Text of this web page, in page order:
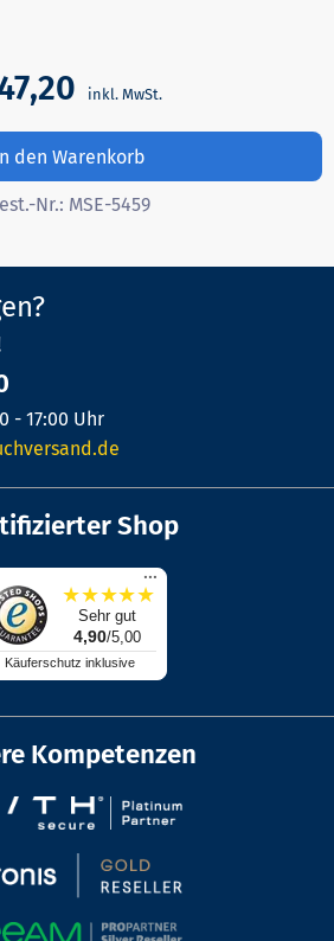
den Warenkorb
Nr.: MSE-5459
- 17:00 Uhr
Shop
...
★★★★★
Sehr gut
4,90/5,00
Käuferschutz inklusive
Kompetenzen